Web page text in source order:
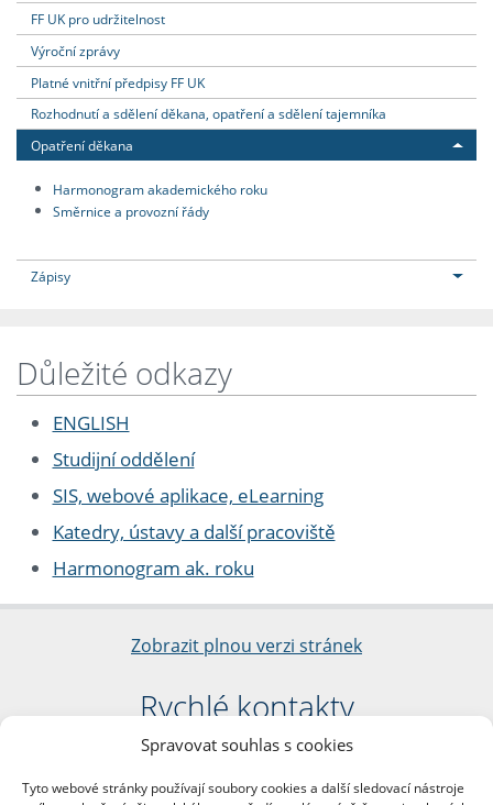
Spravovat souhlas s cookies
Tyto webové stránky používají soubory cookies a další sledovací nástroje
FF UK pro udržitelnost
Výroční zprávy
Platné vnitřní předpisy FF UK
Rozhodnutí a sdělení děkana, opatření a sdělení tajemníka
Opatření děkana
Harmonogram akademického roku
Směrnice a provozní řády
Zápisy
Důležité odkazy
ENGLISH
Studijní oddělení
SIS, webové aplikace, eLearning
Katedry, ústavy a další pracoviště
Harmonogram ak. roku
Zobrazit plnou verzi stránek
Rychlé kontakty
Filozofická fakulta
nám. Jana Palacha 1/2